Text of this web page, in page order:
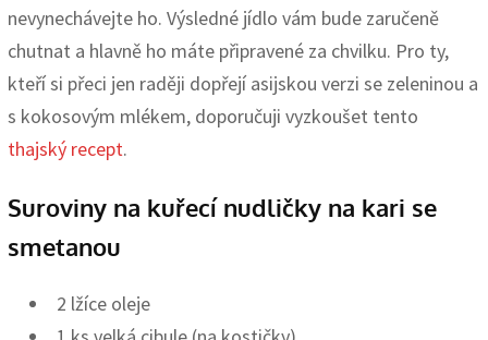
nevynechávejte ho. Výsledné jídlo vám bude zaručeně
chutnat a hlavně ho máte připravené za chvilku. Pro ty,
kteří si přeci jen raději dopřejí asijskou verzi se zeleninou a
s kokosovým mlékem, doporučuji vyzkoušet tento
thajský recept.
Suroviny na kuřecí nudličky na kari se
smetanou
2 lžíce oleje